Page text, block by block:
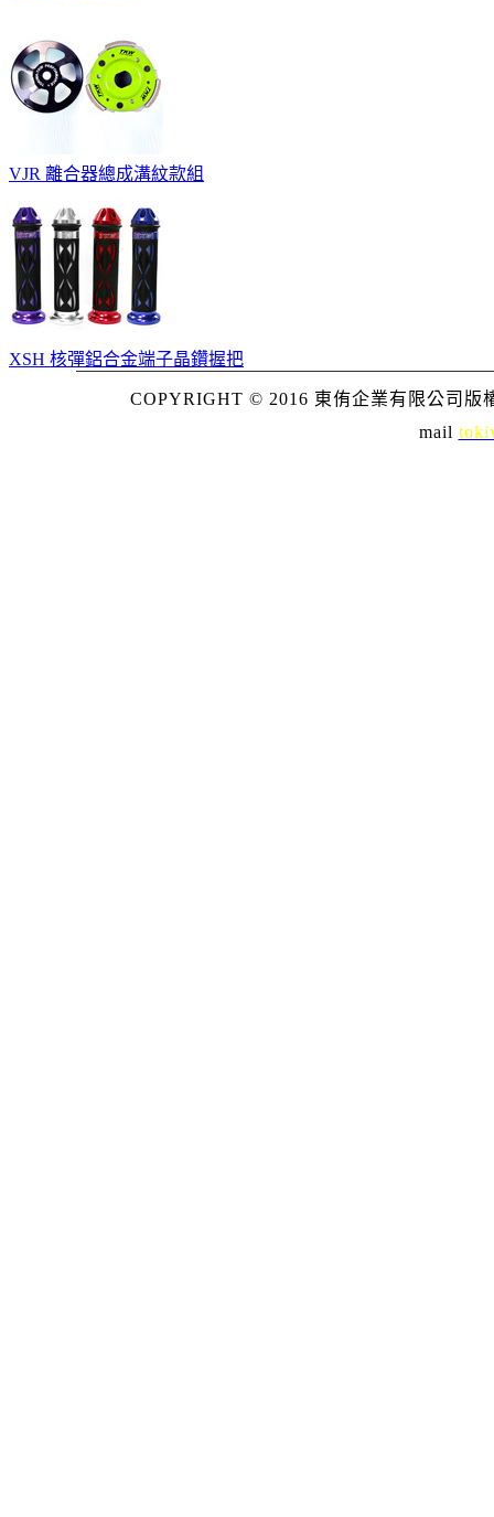
VJR 離合器總成溝紋款組
XSH 核彈鋁合金端子晶鑽握把
COPYRIGHT © 2016 東侑企業有限公司
mail